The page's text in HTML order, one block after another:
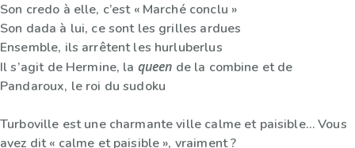
Son credo à elle, c’est « Marché conclu »
Son dada à lui, ce sont les grilles ardues
Ensemble, ils arrêtent les hurluberlus
Il s’agit de Hermine, la queen de la combine et de
Pandaroux, le roi du sudoku
Turboville est une charmante ville calme et paisible… Vous
avez dit « calme et paisible », vraiment ?